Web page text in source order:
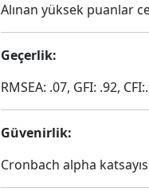
Alınan yüksek puanlar
Geçerlik:
RMSEA: .07, GFI: .92,
Güvenirlik:
Cronbach alpha